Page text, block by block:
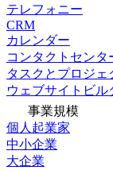
テレフォニー
CRM
カレンダー
コンタクトセンタ
タスクとプロジェ
ウェブサイトビル
事業規模
個人起業家
中小企業
大企業